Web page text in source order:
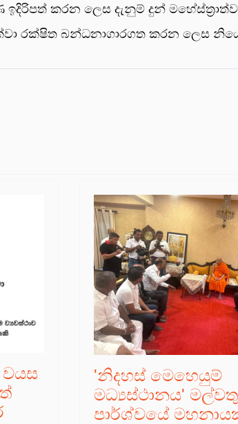
කරන ලෙස දැනුම් දුන්
රක්ෂිත බන්ධනාගාරගත කරන ලෙස
'නිදහස් මෙහෙයුම්
මධ්‍යස්ථානය' මල්වතු
පාර්ශ්වයේ